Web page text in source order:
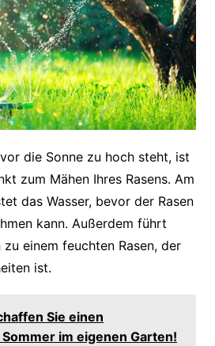
die Sonne zu hoch steht, ist
zum Mähen Ihres Rasens. Am
das Wasser, bevor der Rasen
kann. Außerdem führt
zu einem feuchten Rasen, der
ist.
Sie einen
im eigenen Garten!